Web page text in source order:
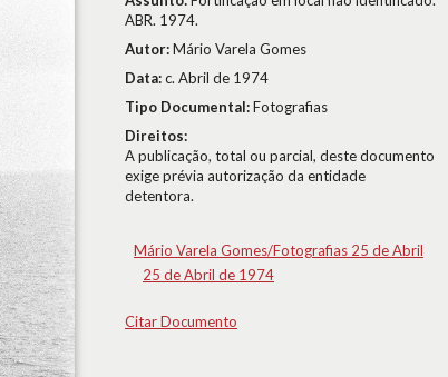
ABR. 1974.
Autor:Mário Varela Gomes
Data:c. Abril de 1974
Tipo Documental:Fotografias
Direitos:
A publicação, total ou parcial, deste documento
exige prévia autorização da entidade
detentora.
Mário Varela Gomes/Fotografias 25 de Abril
25 de Abril de 1974
Citar Documento